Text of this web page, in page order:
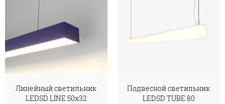
Линейный светильник
LEDSD LINE 50х32
Подвесной светильник
LEDSD TUBE 80